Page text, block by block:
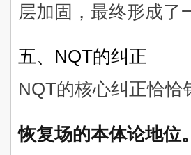
层加固，最终形成了
五、NQT的纠正
NQT的核心纠正恰
恢复场的本体论地位。